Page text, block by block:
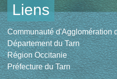
Liens
Communauté d'Agglomération
Département du Tarn
Région Occitanie
Préfecture du Tarn